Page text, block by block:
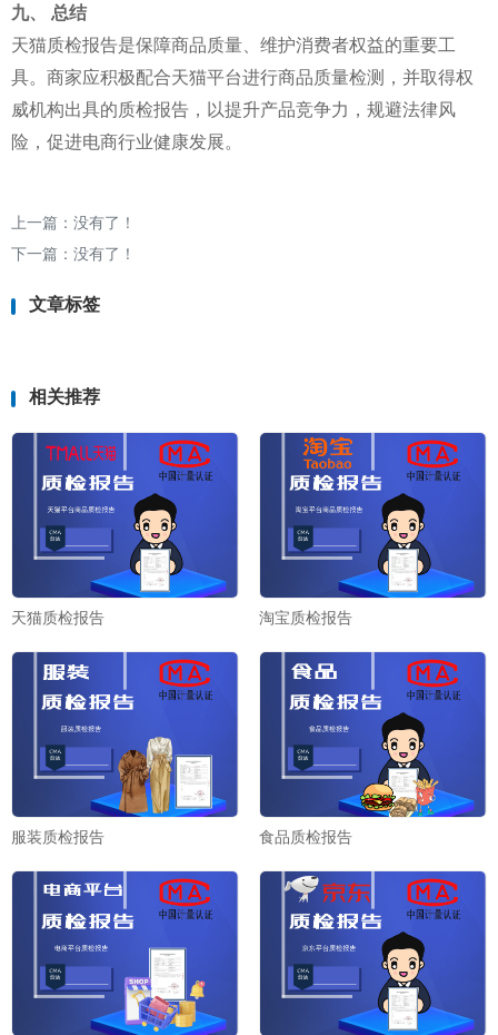
九、 总结
天猫质检报告是保障商品质量、维护消费者权益的重要工
具。商家应积极配合天猫平台进行商品质量检测，并取得权
威机构出具的质检报告，以提升产品竞争力，规避法律风
险，促进电商行业健康发展。
上一篇：没有了！
下一篇：没有了！
文章标签
相关推荐
天猫质检报告 淘宝质检报告
服装质检报告 食品质检报告